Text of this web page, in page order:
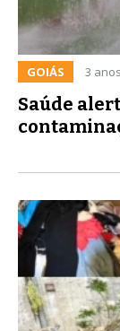
GOIÁS 3
Saúde